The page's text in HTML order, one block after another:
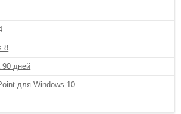
8
90 дней
для Windows 10